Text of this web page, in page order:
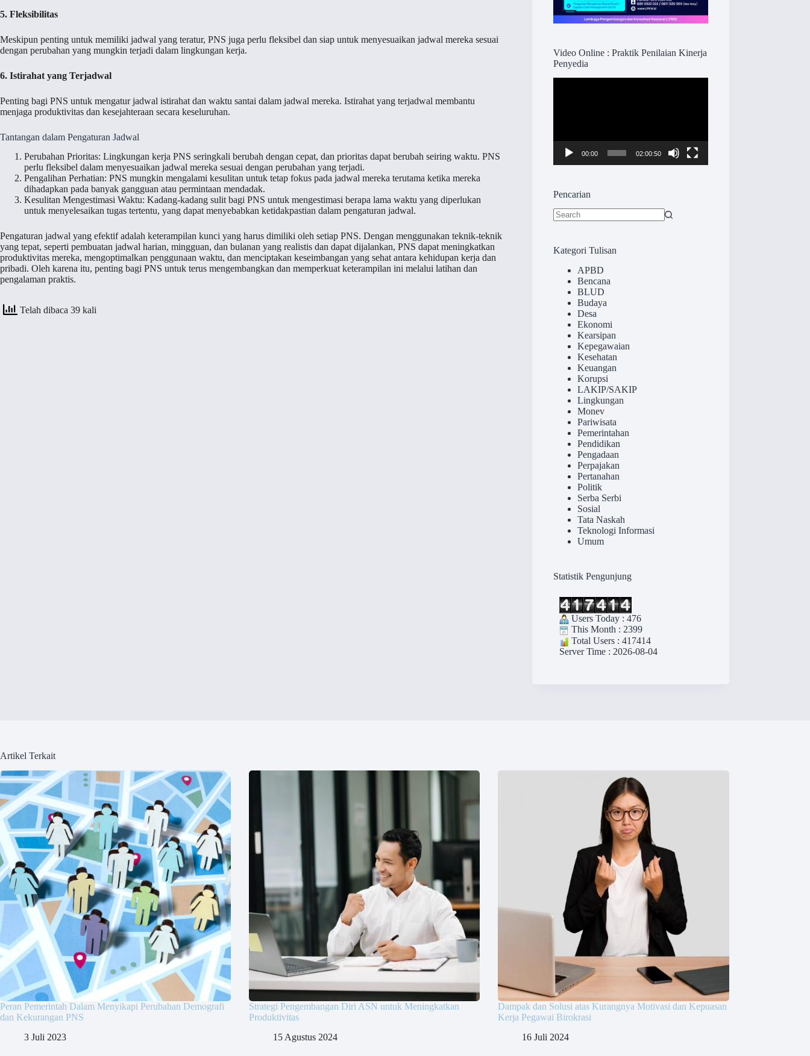
5. Fleksibilitas
Meskipun penting untuk memiliki jadwal yang teratur, PNS juga perlu fleksibel dan siap untuk menyesuaikan jadwal mereka sesuai
dengan perubahan yang mungkin terjadi dalam lingkungan kerja.
6. Istirahat yang Terjadwal
Penting bagi PNS untuk mengatur jadwal istirahat dan waktu santai dalam jadwal mereka. Istirahat yang terjadwal membantu
menjaga produktivitas dan kesejahteraan secara keseluruhan.
Tantangan dalam Pengaturan Jadwal
Perubahan Prioritas: Lingkungan kerja PNS seringkali berubah dengan cepat, dan prioritas dapat berubah seiring waktu. PNS
perlu fleksibel dalam menyesuaikan jadwal mereka sesuai dengan perubahan yang terjadi.
Pengalihan Perhatian: PNS mungkin mengalami kesulitan untuk tetap fokus pada jadwal mereka terutama ketika mereka
dihadapkan pada banyak gangguan atau permintaan mendadak.
Kesulitan Mengestimasi Waktu: Kadang-kadang sulit bagi PNS untuk mengestimasi berapa lama waktu yang diperlukan
untuk menyelesaikan tugas tertentu, yang dapat menyebabkan ketidakpastian dalam pengaturan jadwal.
Pengaturan jadwal yang efektif adalah keterampilan kunci yang harus dimiliki oleh setiap PNS. Dengan menggunakan teknik-teknik
yang tepat, seperti pembuatan jadwal harian, mingguan, dan bulanan yang realistis dan dapat dijalankan, PNS dapat meningkatkan
produktivitas mereka, mengoptimalkan penggunaan waktu, dan menciptakan keseimbangan yang sehat antara kehidupan kerja dan
pribadi. Oleh karena itu, penting bagi PNS untuk terus mengembangkan dan memperkuat keterampilan ini melalui latihan dan
pengalaman praktis.
Telah dibaca 39 kali
Video Online : Praktik Penilaian Kinerja
Penyedia
00:00 02:00:50
Pencarian
Kategori Tulisan
APBD
Bencana
BLUD
Budaya
Desa
Ekonomi
Kearsipan
Kepegawaian
Kesehatan
Keuangan
Korupsi
LAKIP/SAKIP
Lingkungan
Monev
Pariwisata
Pemerintahan
Pendidikan
Pengadaan
Perpajakan
Pertanahan
Politik
Serba Serbi
Sosial
Tata Naskah
Teknologi Informasi
Umum
Statistik Pengunjung
Users Today : 476
This Month : 2399
Total Users : 417414
Server Time : 2026-08-04
Artikel Terkait
Peran Pemerintah Dalam Menyikapi Perubahan Demografi
dan Kekurangan PNS
3 Juli 2023
Strategi Pengembangan Diri ASN untuk Meningkatkan
Produktivitas
15 Agustus 2024
Dampak dan Solusi atas Kurangnya Motivasi dan Kepuasan
Kerja Pegawai Birokrasi
16 Juli 2024